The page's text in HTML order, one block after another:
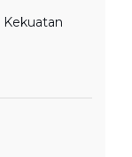
Kekuatan